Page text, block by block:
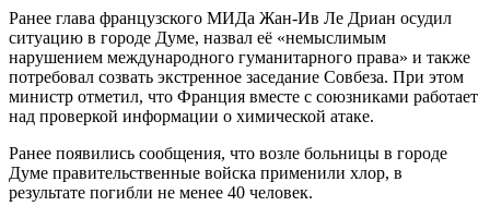
Ранее глава французского МИДа Жан-Ив Ле Дриан осудил
ситуацию в городе Думе, назвал её «немыслимым
нарушением международного гуманитарного права» и также
потребовал созвать экстренное заседание Совбеза. При этом
министр отметил, что Франция вместе с союзниками работает
над проверкой информации о химической атаке.
Ранее появились сообщения, что возле больницы в городе
Думе правительственные войска применили хлор, в
результате погибли не менее 40 человек.